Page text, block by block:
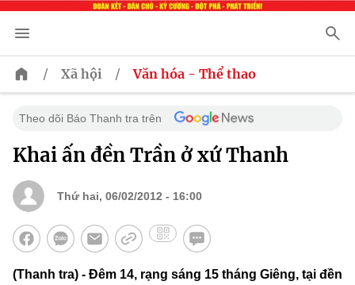
/ Xã hội / Văn hóa - Thể thao
Theo dõi Báo Thanh tra trên
Khai ấn đền Trần ở xứ Thanh
Thứ hai, 06/02/2012 - 16:00
(Thanh tra) - Đêm 14, rạng sáng 15 tháng Giêng, tại đền